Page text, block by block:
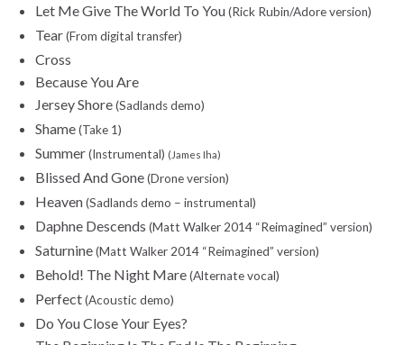
Let Me Give The World To You(Rick Rubin/Adore version)
Tear(From digital transfer)
Cross
Because You Are
Jersey Shore(Sadlands demo)
Shame(Take 1)
Summer(Instrumental) (James Iha)
Blissed And Gone(Drone version)
Heaven(Sadlands demo – instrumental)
Daphne Descends (Matt Walker 2014 “Reimagined” version)
Saturnine(Matt Walker 2014 “Reimagined” version)
Behold! The Night Mare(Alternate vocal)
Perfect(Acoustic demo)
Do You Close Your Eyes?